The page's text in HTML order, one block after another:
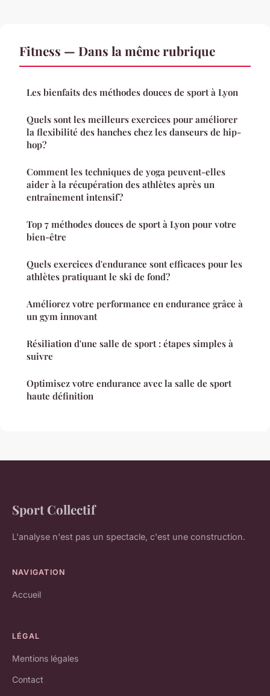
Fitness — Dans la même rubrique
Les bienfaits des méthodes douces de sport à Lyon
Quels sont les meilleurs exercices pour améliorer
la flexibilité des hanches chez les danseurs de hip-
hop?
Comment les techniques de yoga peuvent-elles
aider à la récupération des athlètes après un
entraînement intensif?
Top 7 méthodes douces de sport à Lyon pour votre
bien-être
Quels exercices d'endurance sont efficaces pour les
athlètes pratiquant le ski de fond?
Améliorez votre performance en endurance grâce à
un gym innovant
Résiliation d'une salle de sport : étapes simples à
suivre
Optimisez votre endurance avec la salle de sport
haute définition
Sport Collectif
L'analyse n'est pas un spectacle, c'est une construction.
NAVIGATION
Accueil
LÉGAL
Mentions légales
Contact